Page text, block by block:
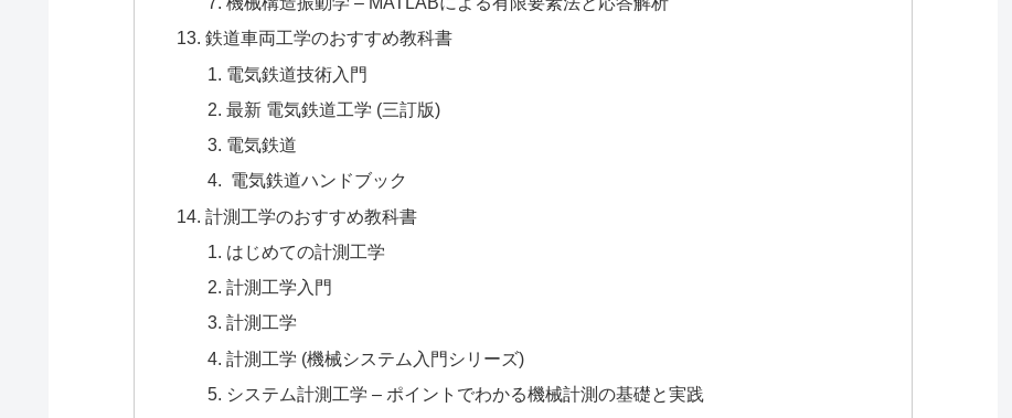
鉄道車両工学のおすすめ教科書
電気鉄道技術入門
最新 電気鉄道工学 (三訂版)
電気鉄道
電気鉄道ハンドブック
計測工学のおすすめ教科書
はじめての計測工学
計測工学入門
計測工学
計測工学 (機械システム入門シリーズ)
システム計測工学 – ポイントでわかる機械計測の基礎と実践